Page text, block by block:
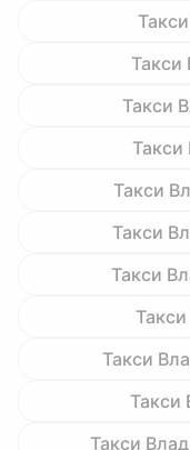
Такси
Такси
Такси
Такси
Такси
Такси
Такси
Такси